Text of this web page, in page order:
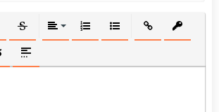
ЗАЧЕРКНУТЫЙВЫРАВНИВАНИЕ
НУМЕРОВАННЫЙ СПИСОК
МАРКИРОВАННЫЙ
ВСТАВИТЬ
СКРЫТОГО ТЕКСТА
ЦИТАТЫ
ВСТАВКА СПОЙЛЕРА